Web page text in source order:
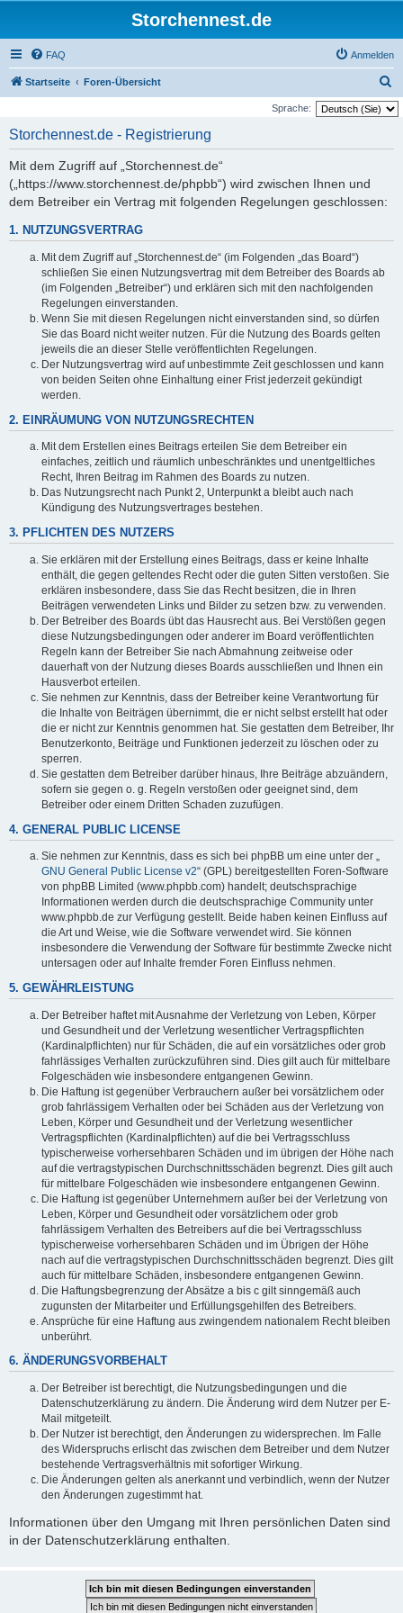
Storchennest.de
FAQ Anmelden
Startseite Foren-Übersicht
u
Sprache:
Storchennest.de - Registrierung
Mit dem Zugriff auf „Storchennest.de“
(„https://www.storchennest.de/phpbb“) wird zwischen Ihnen und
dem Betreiber ein Vertrag mit folgenden Regelungen geschlossen:
1. NUTZUNGSVERTRAG
Mit dem Zugriff auf „Storchennest.de“ (im Folgenden „das Board“)
schließen Sie einen Nutzungsvertrag mit dem Betreiber des Boards ab
(im Folgenden „Betreiber“) und erklären sich mit den nachfolgenden
Regelungen einverstanden.
Wenn Sie mit diesen Regelungen nicht einverstanden sind, so dürfen
Sie das Board nicht weiter nutzen. Für die Nutzung des Boards gelten
jeweils die an dieser Stelle veröffentlichten Regelungen.
Der Nutzungsvertrag wird auf unbestimmte Zeit geschlossen und kann
von beiden Seiten ohne Einhaltung einer Frist jederzeit gekündigt
werden.
2. EINRÄUMUNG VON NUTZUNGSRECHTEN
Mit dem Erstellen eines Beitrags erteilen Sie dem Betreiber ein
einfaches, zeitlich und räumlich unbeschränktes und unentgeltliches
Recht, Ihren Beitrag im Rahmen des Boards zu nutzen.
Das Nutzungsrecht nach Punkt 2, Unterpunkt a bleibt auch nach
Kündigung des Nutzungsvertrages bestehen.
3. PFLICHTEN DES NUTZERS
Sie erklären mit der Erstellung eines Beitrags, dass er keine Inhalte
enthält, die gegen geltendes Recht oder die guten Sitten verstoßen. Sie
erklären insbesondere, dass Sie das Recht besitzen, die in Ihren
Beiträgen verwendeten Links und Bilder zu setzen bzw. zu verwenden.
Der Betreiber des Boards übt das Hausrecht aus. Bei Verstößen gegen
diese Nutzungsbedingungen oder anderer im Board veröffentlichten
Regeln kann der Betreiber Sie nach Abmahnung zeitweise oder
dauerhaft von der Nutzung dieses Boards ausschließen und Ihnen ein
Hausverbot erteilen.
Sie nehmen zur Kenntnis, dass der Betreiber keine Verantwortung für
die Inhalte von Beiträgen übernimmt, die er nicht selbst erstellt hat oder
die er nicht zur Kenntnis genommen hat. Sie gestatten dem Betreiber, Ihr
Benutzerkonto, Beiträge und Funktionen jederzeit zu löschen oder zu
sperren.
Sie gestatten dem Betreiber darüber hinaus, Ihre Beiträge abzuändern,
sofern sie gegen o. g. Regeln verstoßen oder geeignet sind, dem
Betreiber oder einem Dritten Schaden zuzufügen.
4. GENERAL PUBLIC LICENSE
Sie nehmen zur Kenntnis, dass es sich bei phpBB um eine unter der „
GNU General Public License v2“ (GPL) bereitgestellten Foren-Software
von phpBB Limited (www.phpbb.com) handelt; deutschsprachige
Informationen werden durch die deutschsprachige Community unter
www.phpbb.de zur Verfügung gestellt. Beide haben keinen Einfluss auf
die Art und Weise, wie die Software verwendet wird. Sie können
insbesondere die Verwendung der Software für bestimmte Zwecke nicht
untersagen oder auf Inhalte fremder Foren Einfluss nehmen.
5. GEWÄHRLEISTUNG
Der Betreiber haftet mit Ausnahme der Verletzung von Leben, Körper
und Gesundheit und der Verletzung wesentlicher Vertragspflichten
(Kardinalpflichten) nur für Schäden, die auf ein vorsätzliches oder grob
fahrlässiges Verhalten zurückzuführen sind. Dies gilt auch für mittelbare
Folgeschäden wie insbesondere entgangenen Gewinn.
Die Haftung ist gegenüber Verbrauchern außer bei vorsätzlichem oder
grob fahrlässigem Verhalten oder bei Schäden aus der Verletzung von
Leben, Körper und Gesundheit und der Verletzung wesentlicher
Vertragspflichten (Kardinalpflichten) auf die bei Vertragsschluss
typischerweise vorhersehbaren Schäden und im übrigen der Höhe nach
auf die vertragstypischen Durchschnittsschäden begrenzt. Dies gilt auch
für mittelbare Folgeschäden wie insbesondere entgangenen Gewinn.
Die Haftung ist gegenüber Unternehmern außer bei der Verletzung von
Leben, Körper und Gesundheit oder vorsätzlichem oder grob
fahrlässigem Verhalten des Betreibers auf die bei Vertragsschluss
typischerweise vorhersehbaren Schäden und im Übrigen der Höhe
nach auf die vertragstypischen Durchschnittsschäden begrenzt. Dies gilt
auch für mittelbare Schäden, insbesondere entgangenen Gewinn.
Die Haftungsbegrenzung der Absätze a bis c gilt sinngemäß auch
zugunsten der Mitarbeiter und Erfüllungsgehilfen des Betreibers.
Ansprüche für eine Haftung aus zwingendem nationalem Recht bleiben
unberührt.
6. ÄNDERUNGSVORBEHALT
Der Betreiber ist berechtigt, die Nutzungsbedingungen und die
Datenschutzerklärung zu ändern. Die Änderung wird dem Nutzer per E-
Mail mitgeteilt.
Der Nutzer ist berechtigt, den Änderungen zu widersprechen. Im Falle
des Widerspruchs erlischt das zwischen dem Betreiber und dem Nutzer
bestehende Vertragsverhältnis mit sofortiger Wirkung.
Die Änderungen gelten als anerkannt und verbindlich, wenn der Nutzer
den Änderungen zugestimmt hat.
Informationen über den Umgang mit Ihren persönlichen Daten sind
in der Datenschutzerklärung enthalten.